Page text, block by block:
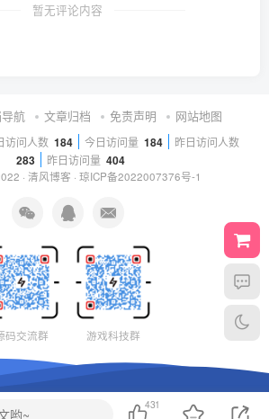
暂无评论内容
航 文章归档 免责声明 网站地图
访问人数 184 今日访问量 184 昨日访问人数
283 昨日访问量 404
· 清风博客 · 琼ICP备2022007376号-1
码交流群 游戏科技群
哟~
431